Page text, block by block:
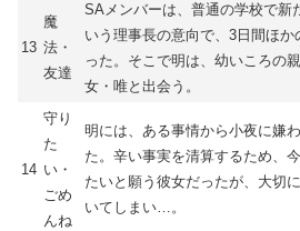
13
魔
法・
友達
SAメンバーは、普通の学校で新
いう理事長の意向で、3日間ほ
った。そこで明は、幼いころの
女・唯と出会う。
14
守り
た
い・
ごめ
んね
明には、ある事情から小夜に嫌
た。辛い事実を清算するため、
たいと願う彼女だったが、大切
いてしまい…。